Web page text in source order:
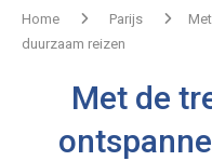
Home Parijs
duurzaam reizen
Met de